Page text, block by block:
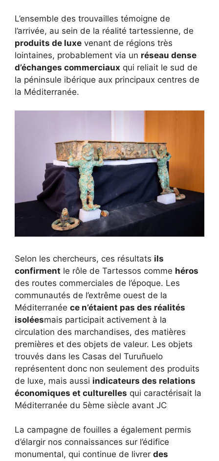
L’ensemble des trouvailles témoigne de
l’arrivée, au sein de la réalité tartessienne, de
produits de luxe venant de régions très
lointaines, probablement via un réseau dense
d’échanges commerciaux qui reliait le sud de
la péninsule ibérique aux principaux centres de
la Méditerranée.
Selon les chercheurs, ces résultats ils
confirment le rôle de Tartessos comme héros
des routes commerciales de l’époque. Les
communautés de l’extrême ouest de la
Méditerranée ce n’étaient pas des réalités
isoléesmais participait activement à la
circulation des marchandises, des matières
premières et des objets de valeur. Les objets
trouvés dans les Casas del Turuñuelo
représentent donc non seulement des produits
de luxe, mais aussi indicateurs des relations
économiques et culturelles qui caractérisait la
Méditerranée du 5ème siècle avant JC
La campagne de fouilles a également permis
d’élargir nos connaissances sur l’édifice
monumental, qui continue de livrer des